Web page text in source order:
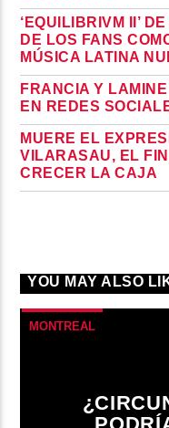
‘EQUILIBRIVM II’
DE LOS FANS
MÚSICA LATINA
FRANCIA Y
EN REDES
MUERE EL
VILARASAU, EL
CRECER LA CAJA
YOU MAY ALSO
MONTREAL